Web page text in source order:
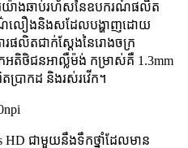
តូរយ៉ាងឆាប់រហ័សនៃឧបករណ៍ផលិត
លឿងនិងសដែលបង្ហាញដោយ
រផលិតជាក់ស្តែងនៃរោងចក្រ
ថិជនអាល្លឺម៉ង់ កម្រាស់គឺ 1.3mm
ប្រាកដ និងរស់រវើក។
HD ជាមួយនឹងទឹកថ្នាំដែលមាន